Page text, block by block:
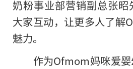
奶粉事业部营销副总张昭
大家互动，让更多人了解
魅力。
作为Ofmom妈咪爱